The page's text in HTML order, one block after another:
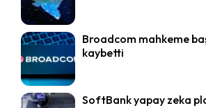
Broadcom mahkeme
kaybetti
SoftBank yapay zeka